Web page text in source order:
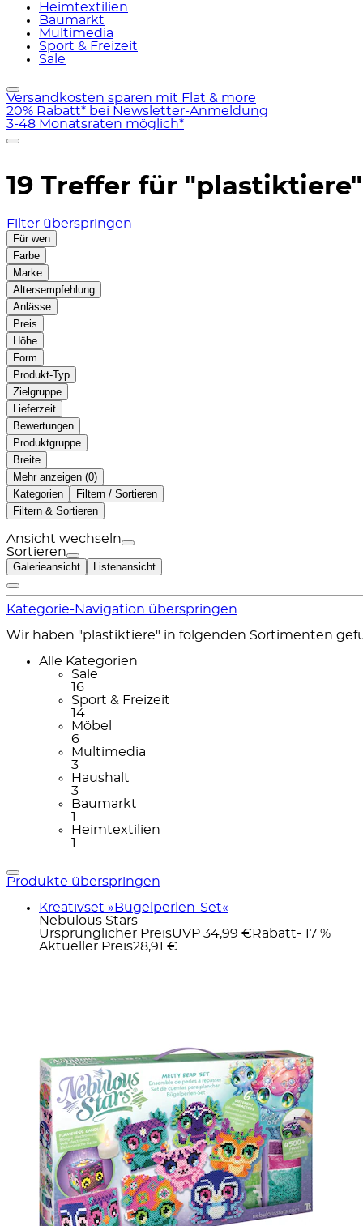
Heimtextilien
Baumarkt
Multimedia
Sport & Freizeit
Sale
Versandkosten sparen mit Flat & more
20% Rabatt* bei Newsletter-Anmeldung
3-48 Monatsraten möglich*
19 Treffer für "plastiktiere"
Filter überspringen
Für wen
Farbe
Marke
Altersempfehlung
Anlässe
Preis
Höhe
Form
Produkt-Typ
Zielgruppe
Lieferzeit
Bewertungen
Produktgruppe
Breite
Mehr anzeigen ( )
Kategorien
Filtern / Sortieren
Filtern & Sortieren
Ansicht wechseln
Sortieren
Galerieansicht Listenansicht
Kategorie-Navigation überspringen
Wir haben "plastiktiere" in folgenden Sortimenten
Alle Kategorien
Sale
16
Sport & Freizeit
14
Möbel
6
Multimedia
3
Haushalt
3
Baumarkt
1
Heimtextilien
1
Produkte überspringen
Kreativset »Bügelperlen-Set«
Nebulous Stars
Ursprünglicher PreisUVP 34,99 € Rabatt- 17 %
Aktueller Preis28,91 €